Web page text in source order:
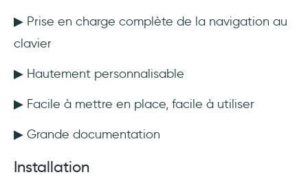
▶ Prise en charge complète de la navigation au
clavier
▶ Hautement personnalisable
▶ Facile à mettre en place, facile à utiliser
▶ Grande documentation
Installation